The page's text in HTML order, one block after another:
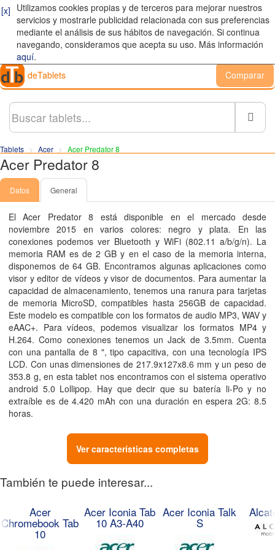
[x] Utilizamos cookies propias y de terceros para mejorar nuestros
servicios y mostrarle publicidad relacionada con sus preferencias
mediante el análisis de sus hábitos de navegación. Si continua
navegando, consideramos que acepta su uso. Más información
aquí.
deTablets
Comparar
Tablets Acer Acer Predator 8
Acer Predator 8
Datos General
El Acer Predator 8 está disponible en el mercado desde
noviembre 2015 en varios colores: negro y plata. En las
conexiones podemos ver Bluetooth y WiFi (802.11 a/​b/​g/​n). La
memoria RAM es de 2GB y en el caso de la memoria interna,
disponemos de 64GB. Encontramos algunas aplicaciones como
visor y editor de vídeos y visor de documentos. Para aumentar la
capacidad de almacenamiento, tenemos una ranura para tarjetas
de memoria MicroSD, compatibles hasta 256GB de capacidad.
Este modelo es compatible con los formatos de audio MP3, WAV y
eAAC+. Para vídeos, podemos visualizar los formatos MP4 y
H.264. Como conexiones tenemos un Jack de 3.5mm. Cuenta
con una pantalla de 8 ", tipo capacitiva, con una tecnología IPS
LCD. Con unas dimensiones de 217.9x127x8.6 mm y un peso de
353.8 g, en esta tablet nos encontramos con el sistema operativo
android 5.0 Lollipop. Hay que decir que su batería li-Po y no
extraíble es de 4.420 mAh con una duración en espera 2G: 8.5
horas.
Ver características completas
También te puede interesar...
Acer
Chromebook Tab
10
Acer Iconia Tab
10 A3-A40
Acer Iconia Talk
S